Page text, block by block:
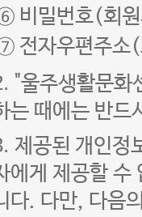
비밀번호(회
전자우편주소
"울주생활문화
는 때에는 반드
제공된 개인정
에게 제공할 수
다. 다만, 다음